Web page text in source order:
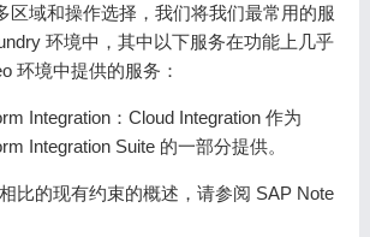
区域和操作选择，我们将我们最常用的服
环境中，其中以下服务在功能上几乎
环境中提供的服务：
Integration：Cloud Integration 作为
Integration Suite 的一部分提供。
比的现有约束的概述，请参阅 SAP Note